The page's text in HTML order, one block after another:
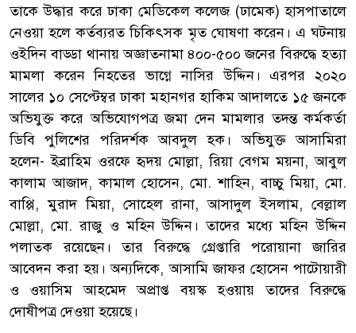
তাকে উদ্ধার করে ঢাকা মেডিকেল কলেজ (ঢামেক) হাসপাতালে
নেওয়া হলে কর্তব্যরত চিকিৎসক মৃত ঘোষণা করেন। এ ঘটনায়
ওইদিন বাড্ডা থানায় অজ্ঞাতনামা ৪০০-৫০০ জনের বিরুদ্ধে হত্যা
মামলা করেন নিহতের ভাগ্নে নাসির উদ্দিন। এরপর ২০২০
সালের ১০ সেপ্টেম্বর ঢাকা মহানগর হাকিম আদালতে ১৫ জনকে
অভিযুক্ত করে অভিযোগপত্র জমা দেন মামলার তদন্ত কর্মকর্তা
ডিবি পুলিশের পরিদর্শক আবদুল হক। অভিযুক্ত আসামিরা
হলেন- ইব্রাহিম ওরফে হৃদয় মোল্লা, রিয়া বেগম ময়না, আবুল
কালাম আজাদ, কামাল হোসেন, মো. শাহিন, বাচ্চু মিয়া, মো.
বাপ্পি, মুরাদ মিয়া, সোহেল রানা, আসাদুল ইসলাম, বেল্লাল
মোল্লা, মো. রাজু ও মহিন উদ্দিন। তাদের মধ্যে মহিন উদ্দিন
পলাতক রয়েছেন। তার বিরুদ্ধে গ্রেপ্তারি পরোয়ানা জারির
আবেদন করা হয়। অন্যদিকে, আসামি জাফর হোসেন পাটোয়ারী
ও ওয়াসিম আহমেদ অপ্রাপ্ত বয়স্ক হওয়ায় তাদের বিরুদ্ধে
দোষীপত্র দেওয়া হয়েছে।